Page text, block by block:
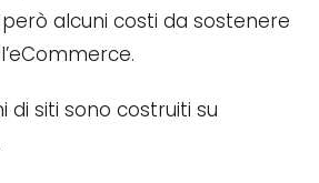
alcuni costi da sostenere
di siti sono costruiti su